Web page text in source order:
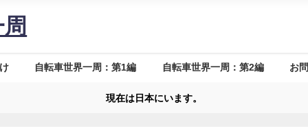
自転車世界一周：第1編 自転車世界一周：第2編 お
現在は日本にいます。